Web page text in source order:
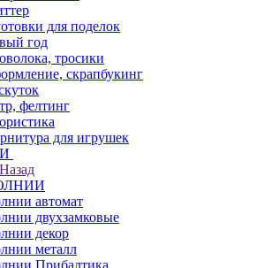
для поделок
год
тросики
скрапбукинг
фелтинг
для игрушек
Назад
автомат
двухзамковые
декор
металл
Прибалтика